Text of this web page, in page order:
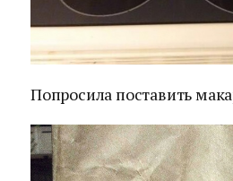
Попросила поставить